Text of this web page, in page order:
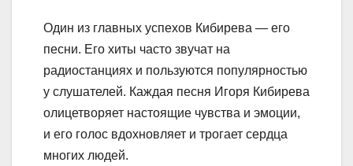
Один из главных успехов Кибирева — его
песни. Его хиты часто звучат на
радиостанциях и пользуются популярностью
у слушателей. Каждая песня Игоря Кибирева
олицетворяет настоящие чувства и эмоции,
и его голос вдохновляет и трогает сердца
многих людей.